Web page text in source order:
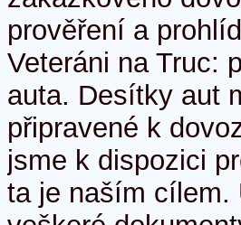
prověření a
Veteráni na Truc:
auta. Desítky aut
připravené k
jsme k dispozici
ta je naším cílem.